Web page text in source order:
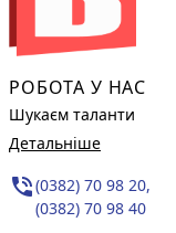
РОБОТА У НАС
Шукаєм таланти
Детальніше
phone_in_talk(0382) 70 98 20,
(0382) 70 98 40